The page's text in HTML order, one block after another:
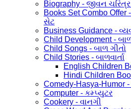
Biography - જીવન
Books Set Combo Offer
સેટ
Business Guidance -
Child Development -
Child Songs - બાળ ગીતો
Child Stories - બાળવાર્તા
English Children
Hindi Children
Comedy-Hasya-Humor
Computer - કમ્પ્યુટર
Cookery - વાનગી